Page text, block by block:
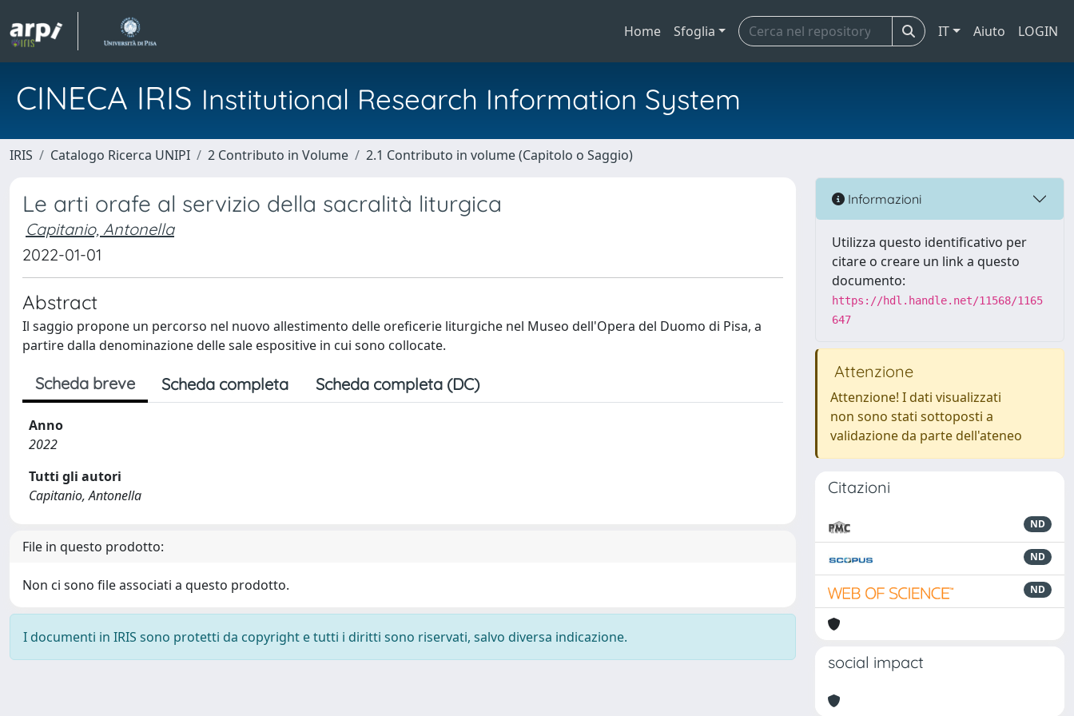
Home Sfoglia IT Aiuto LOGIN
CINECA IRIS Institutional Research Information System
IRIS Catalogo Ricerca UNIPI 2 Contributo in Volume 2.1 Contributo in volume (Capitolo o Saggio)
Le arti orafe al servizio della sacralità liturgica
Capitanio, Antonella
2022-01-01
Abstract
Il saggio propone un percorso nel nuovo allestimento delle oreficerie liturgiche nel Museo dell'Opera del Duomo di Pisa, a
partire dalla denominazione delle sale espositive in cui sono collocate.
Scheda breve Scheda completa Scheda completa (DC)
Anno
2022
Tutti gli autori
Capitanio, Antonella
File in questo prodotto:
Non ci sono file associati a questo prodotto.
I documenti in IRIS sono protetti da copyright e tutti i diritti sono riservati, salvo diversa indicazione.
Informazioni
Utilizza questo identificativo per
citare o creare un link a questo
documento:
https://hdl.handle.net/11568/1165
647
Attenzione
Attenzione! I dati visualizzati
non sono stati sottoposti a
validazione da parte dell'ateneo
Citazioni
ND
ND
ND
social impact